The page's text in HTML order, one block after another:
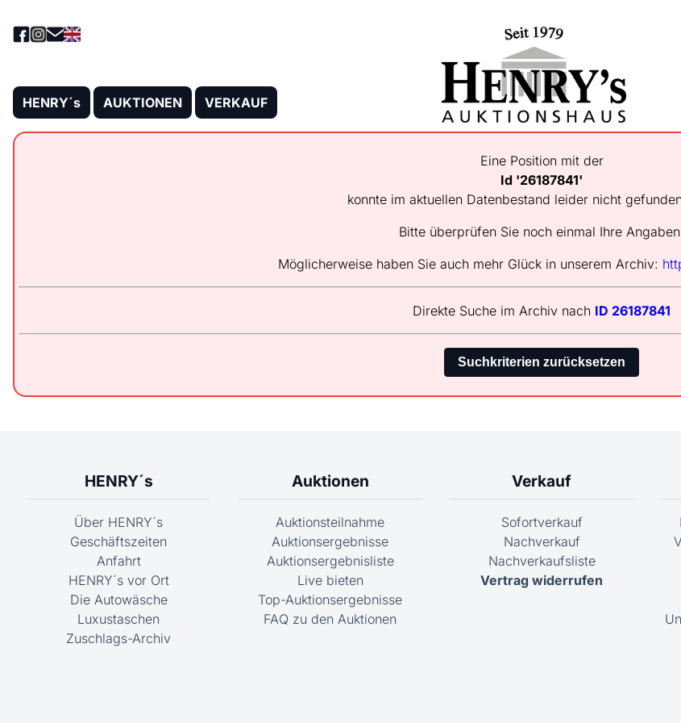
HENRY´s AUKTIONEN VERKAUF
Eine Position mit der
Id '26187841'
konnte im aktuellen Datenbestand leider nicht
Bitte überprüfen Sie noch einmal Ihre
Möglicherweise haben Sie auch mehr Glück in unserem Archiv:
Direkte Suche im Archiv nach ID 26187841
HENRY´s
Über HENRY´s
Geschäftszeiten
Anfahrt
HENRY´s vor Ort
Die Autowäsche
Luxustaschen
Zuschlags-Archiv
Auktionen
Auktionsteilnahme
Auktionsergebnisse
Auktionsergebnisliste
Live bieten
Top-Auktionsergebnisse
FAQ zu den Auktionen
Verkauf
Sofortverkauf
Nachverkauf
Nachverkaufsliste
Vertrag widerrufen